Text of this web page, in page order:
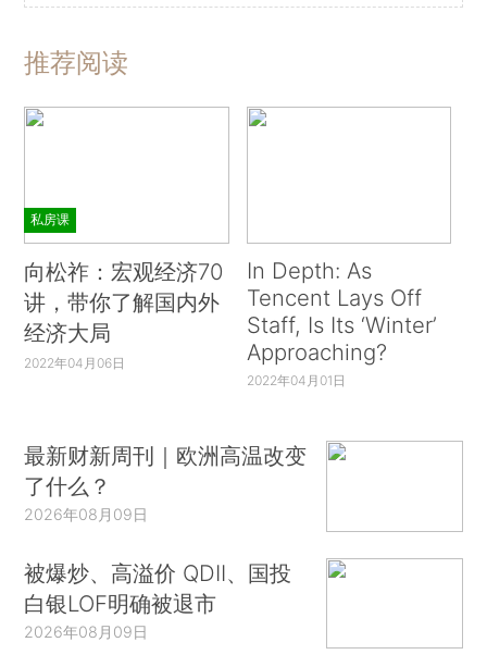
推荐阅读
私房课
向松祚：宏观经济70
讲，带你了解国内外
经济大局
2022年04月06日
In Depth: As
Tencent Lays Off
Staff, Is Its ‘Winter’
Approaching?
2022年04月01日
最新财新周刊｜欧洲高温改变
了什么？
2026年08月09日
被爆炒、高溢价 QDII、国投
白银LOF明确被退市
2026年08月09日